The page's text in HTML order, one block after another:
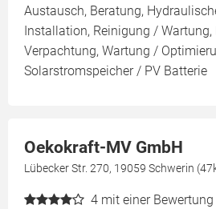
Austausch, Beratung,
Installation, Reinigung /
Verpachtung, Wartung /
Solarstromspeicher / PV Batterie
Oekokraft-MV GmbH
Lübecker Str. 270, 19059 Schwerin
4 mit einer Bewertung